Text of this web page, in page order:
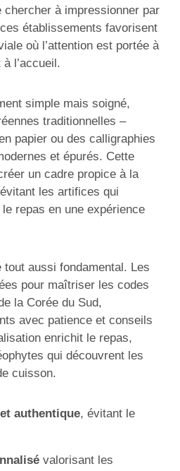
à impressionner par
établissements favorisent
où l’attention est portée à
l’accueil.
simple mais soigné,
traditionnelles –
papier ou des calligraphies
et épurés. Cette
un cadre propice à la
les artifices qui
repas en une expérience
aussi fondamental. Les
pour maîtriser les codes
la Corée du Sud,
avec patience et conseils
enrichit le repas,
qui découvrent les
cuisson.
authentique, évitant le
valorisant les